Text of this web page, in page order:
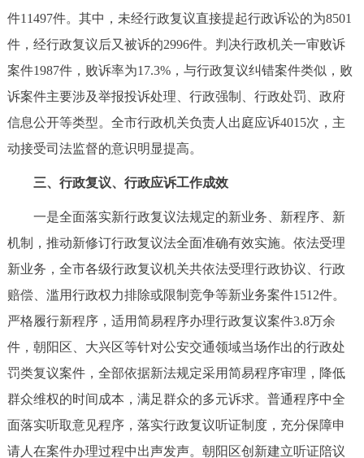
件11497件。其中，未经行政复议直接提起行政诉讼的为8501
件，经行政复议后又被诉的2996件。判决行政机关一审败诉
案件1987件，败诉率为17.3%，与行政复议纠错案件类似，败
诉案件主要涉及举报投诉处理、行政强制、行政处罚、政府
信息公开等类型。全市行政机关负责人出庭应诉4015次，主
动接受司法监督的意识明显提高。
三、行政复议、行政应诉工作成效
一是全面落实新行政复议法规定的新业务、新程序、新
机制，推动新修订行政复议法全面准确有效实施。依法受理
新业务，全市各级行政复议机关共依法受理行政协议、行政
赔偿、滥用行政权力排除或限制竞争等新业务案件1512件。
严格履行新程序，适用简易程序办理行政复议案件3.8万余
件，朝阳区、大兴区等针对公安交通领域当场作出的行政处
罚类复议案件，全部依据新法规定采用简易程序审理，降低
群众维权的时间成本，满足群众的多元诉求。普通程序中全
面落实听取意见程序，落实行政复议听证制度，充分保障申
请人在案件办理过程中出声发声。朝阳区创新建立听证陪议